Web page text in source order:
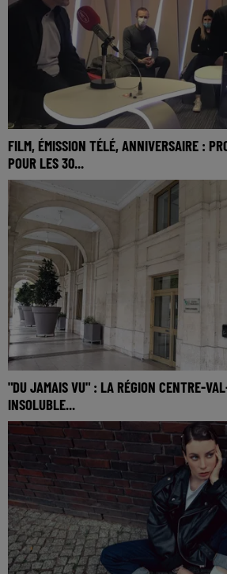
FILM, ÉMISSION TÉLÉ, ANNIVERSAIRE :
POUR LES 30...
"DU JAMAIS VU" : LA RÉGION CENTRE-
INSOLUBLE...